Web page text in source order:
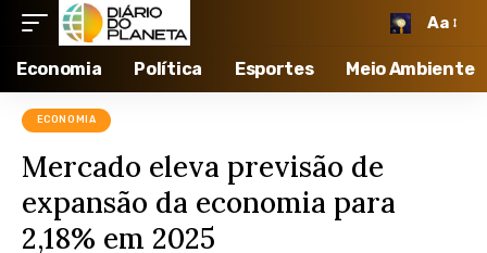
Aa
Economia Política Esportes Meio Ambiente
ECONOMIA
Mercado eleva previsão de
expansão da economia para
2,18% em 2025